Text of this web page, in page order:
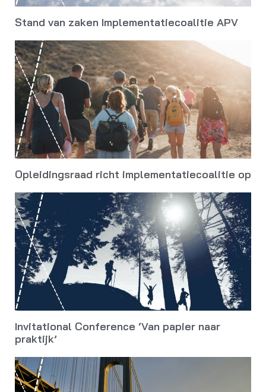
Stand van zaken Implementatiecoalitie APV
Opleidingsraad richt implementatiecoalitie op
Invitational Conference ‘Van papier naar
praktijk’